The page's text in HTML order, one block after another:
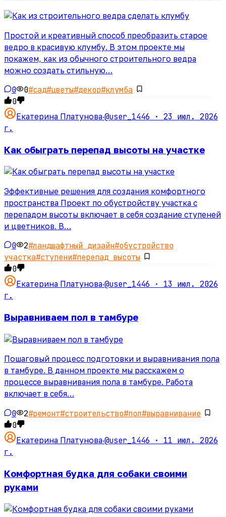
Простой и креативный способ преобразить старое
ведро в красивую клумбу. В этом проекте мы
покажем, как из обычного строительного ведра
можно создать стильную…
0 0#сад#цветы#декор#клумба
0
Екатерина Платунова·@user_1446 · 23 июл. 2026
г.
Как обыграть перепад высоты на участке
Эффективные решения для создания комфортного
пространства Проект по обустройству участка с
перепадом высоты включает в себя создание ступеней
и цветников. В…
0 2#ландшафтный дизайн#обустройство
участка#ступени#перепад высоты
0
Екатерина Платунова·@user_1446 · 13 июл. 2026
г.
Выравниваем пол в тамбуре
Пошаговый процесс подготовки и выравнивания пола
в тамбуре. В данном проекте мы расскажем о
процессе выравнивания пола в тамбуре. Работа
включает в себя…
0 2#ремонт#строительство#пол#выравнивание
0
Екатерина Платунова·@user_1446 · 11 июл. 2026
г.
Комфортная будка для собаки своими
руками